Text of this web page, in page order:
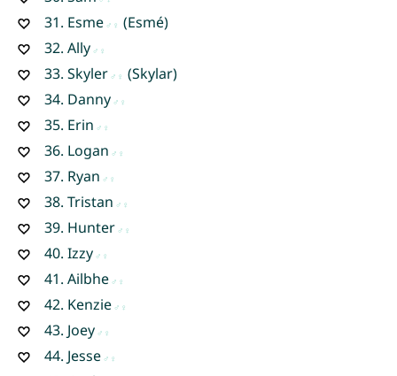
31. Esme
(Esmé)
32. Ally
33. Skyler
(Skylar)
34. Danny
35. Erin
36. Logan
37. Ryan
38. Tristan
39. Hunter
40. Izzy
41. Ailbhe
42. Kenzie
43. Joey
44. Jesse